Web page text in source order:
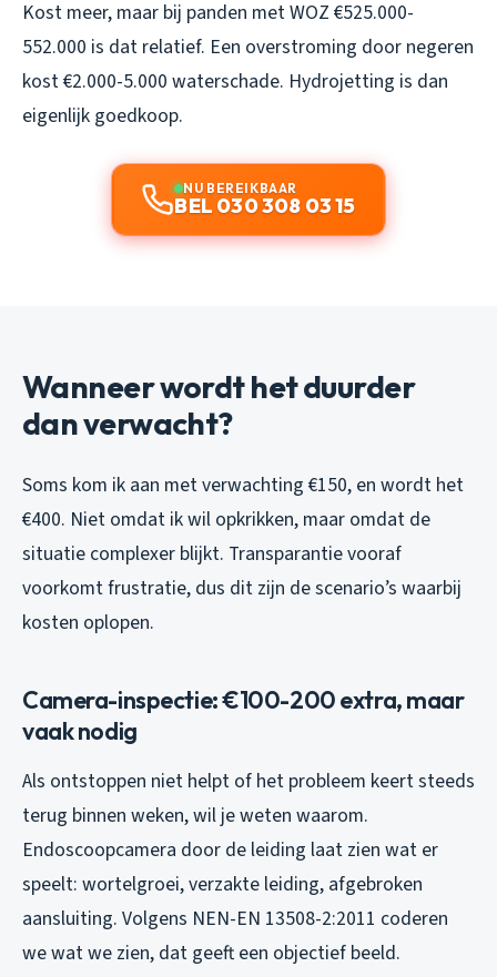
Kost meer, maar bij panden met WOZ €525.000-
552.000 is dat relatief. Een overstroming door negeren
kost €2.000-5.000 waterschade. Hydrojetting is dan
eigenlijk goedkoop.
NU BEREIKBAAR
BEL 030 308 03 15
Wanneer wordt het duurder
dan verwacht?
Soms kom ik aan met verwachting €150, en wordt het
€400. Niet omdat ik wil opkrikken, maar omdat de
situatie complexer blijkt. Transparantie vooraf
voorkomt frustratie, dus dit zijn de scenario’s waarbij
kosten oplopen.
Camera-inspectie: €100-200 extra, maar
vaak nodig
Als ontstoppen niet helpt of het probleem keert steeds
terug binnen weken, wil je weten waarom.
Endoscoopcamera door de leiding laat zien wat er
speelt: wortelgroei, verzakte leiding, afgebroken
aansluiting. Volgens NEN-EN 13508-2:2011 coderen
we wat we zien, dat geeft een objectief beeld.